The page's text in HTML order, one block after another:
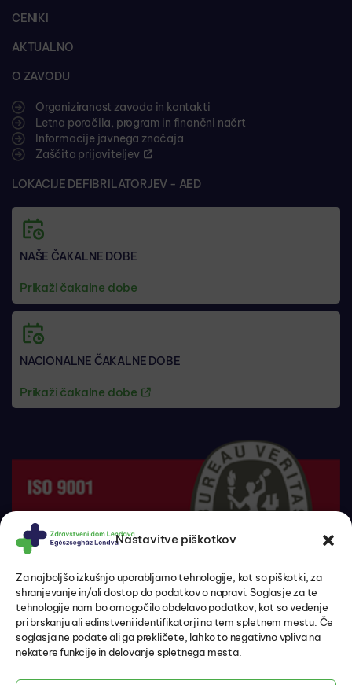
Nastavitve piškotkov
Za najboljšo izkušnjo uporabljamo tehnologije, kot so piškotki, za
shranjevanje in/ali dostop do podatkov o napravi. Soglasje za te
tehnologije nam bo omogočilo obdelavo podatkov, kot so vedenje
pri brskanju ali edinstveni identifikatorji na tem spletnem mestu. Če
soglasja ne podate ali ga prekličete, lahko to negativno vpliva na
nekatere funkcije in delovanje spletnega mesta.
CENIKI
AKTUALNO
O ZAVODU
Organiziranost zavoda in kontakti
Letna poročila, program in finančni načrt
Informacije javnega značaja
Zaščita prijaviteljev
LOKACIJE DEFIBRILATORJEV - AED
NAŠE ČAKALNE DOBE
Prikaži čakalne dobe
NACIONALNE ČAKALNE DOBE
Prikaži čakalne dobe
Pacientove pravice in dolžnosti